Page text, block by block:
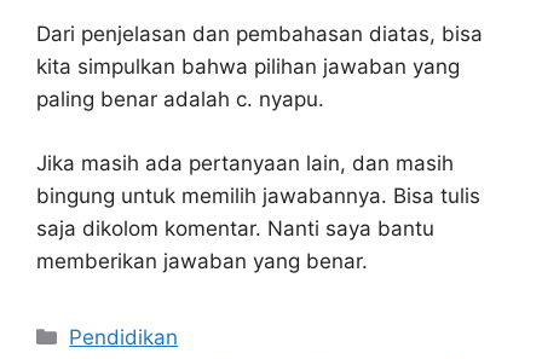
Dari penjelasan dan pembahasan diatas, bisa
kita simpulkan bahwa pilihan jawaban yang
paling benar adalah c. nyapu.
Jika masih ada pertanyaan lain, dan masih
bingung untuk memilih jawabannya. Bisa tulis
saja dikolom komentar. Nanti saya bantu
memberikan jawaban yang benar.
Kategori
Pendidikan